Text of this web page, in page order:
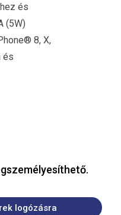
és
(5W)
8, X,
és
logózásra